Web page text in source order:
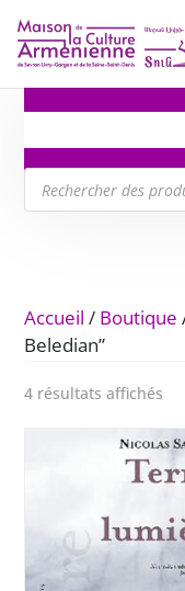
Recherche
de
produits
Accueil / Boutique
Beledian”
4 résultats affichés